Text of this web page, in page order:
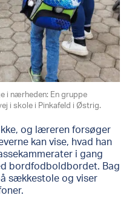
i nærheden: En gruppe
i skole i Pinkafeld i Østrig.
og læreren forsøger
kan vise, hvad han
i gang
bordfodboldbordet. Bag
sækkestole og viser